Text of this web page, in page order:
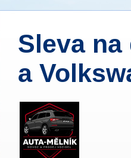
Sleva
a